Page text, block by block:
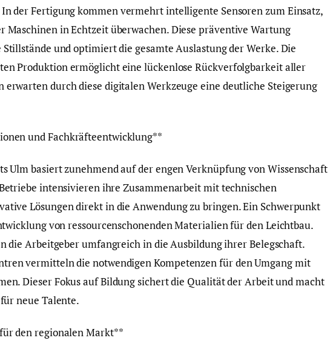
der Fertigung kommen vermehrt intelligente Sensoren zum Einsatz,
Maschinen in Echtzeit überwachen. Diese präventive Wartung
und optimiert die gesamte Auslastung der Werke. Die
Produktion ermöglicht eine lückenlose Rückverfolgbarkeit aller
erwarten durch diese digitalen Werkzeuge eine deutliche Steigerung
und Fachkräfteentwicklung**
Ulm basiert zunehmend auf der engen Verknüpfung von Wissenschaft
intensivieren ihre Zusammenarbeit mit technischen
Lösungen direkt in die Anwendung zu bringen. Ein Schwerpunkt
von ressourcenschonenden Materialien für den Leichtbau.
die Arbeitgeber umfangreich in die Ausbildung ihrer Belegschaft.
vermitteln die notwendigen Kompetenzen für den Umgang mit
Dieser Fokus auf Bildung sichert die Qualität der Arbeit und macht
neue Talente.
den regionalen Markt**